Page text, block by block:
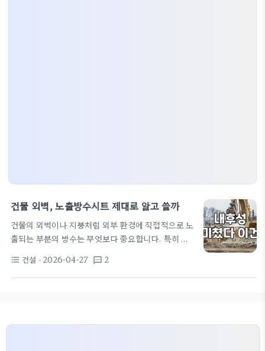
건물 외벽, 노출방수시트 제대로 알고 쓸까
건물의 외벽이나 지붕처럼 외부 환경에 직접적으로 노
출되는 부분의 방수는 무엇보다 중요합니다. 특히 최
그대로 드러나는 '노출 방수' 방식도 많이 사용되는데
요. 하지만 이런 노출 방수 시트, 제대로 알고 사용하
format_list_bulleted 건설 · 2026-04-27 textsms 2